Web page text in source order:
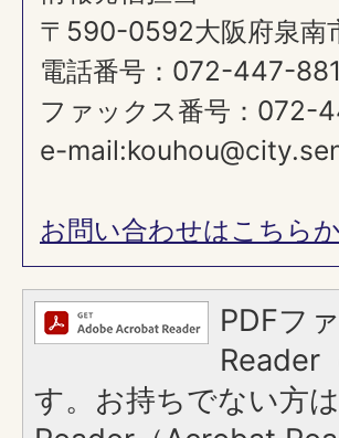
〒590-0592大阪府泉南
電話番号：072-447-
ファックス番号：072-
e-
お問い合わせはこちら
PDFフ
Reader
す。お持ちでない方